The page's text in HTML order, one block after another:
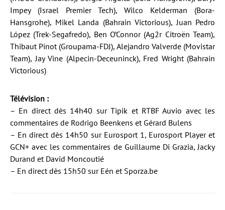
Impey (Israel Premier Tech), Wilco Kelderman (Bora-
Hansgrohe), Mikel Landa (Bahrain Victorious), Juan Pedro
López (Trek-Segafredo), Ben O’Connor (Ag2r Citroën Team),
Thibaut Pinot (Groupama-FDJ), Alejandro Valverde (Movistar
Team), Jay Vine (Alpecin-Deceuninck), Fred Wright (Bahrain
Victorious)
Télévision :
– En direct dès 14h40 sur Tipik et RTBF Auvio avec les
commentaires de Rodrigo Beenkens et Gérard Bulens
– En direct dès 14h50 sur Eurosport 1, Eurosport Player et
GCN+ avec les commentaires de Guillaume Di Grazia, Jacky
Durand et David Moncoutié
– En direct dès 15h50 sur Eén et Sporza.be